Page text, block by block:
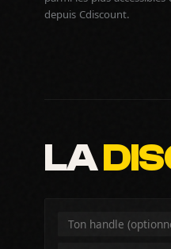
depuis Cdiscount.
LA